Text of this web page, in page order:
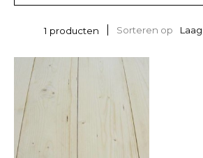
1 producten Sorteren op